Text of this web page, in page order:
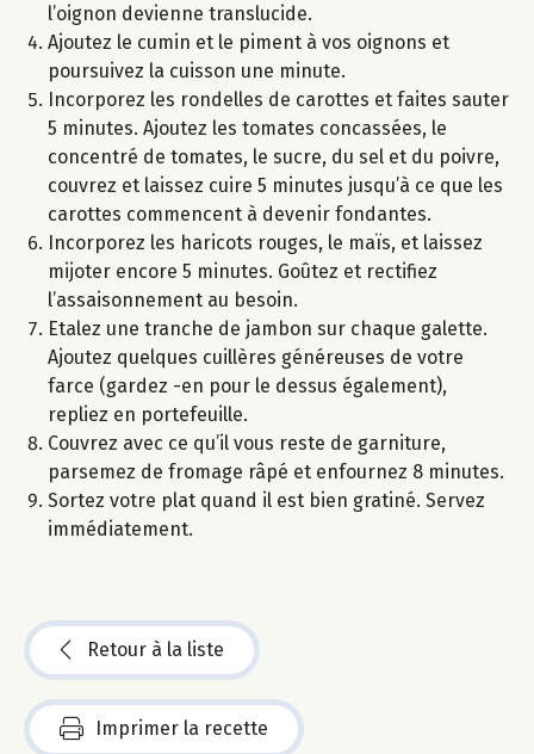
l’oignon devienne translucide.
Ajoutez le cumin et le piment à vos oignons et
poursuivez la cuisson une minute.
Incorporez les rondelles de carottes et faites sauter
5 minutes. Ajoutez les tomates concassées, le
concentré de tomates, le sucre, du sel et du poivre,
couvrez et laissez cuire 5 minutes jusqu’à ce que les
carottes commencent à devenir fondantes.
Incorporez les haricots rouges, le maïs, et laissez
mijoter encore 5 minutes. Goûtez et rectifiez
l’assaisonnement au besoin.
Etalez une tranche de jambon sur chaque galette.
Ajoutez quelques cuillères généreuses de votre
farce (gardez -en pour le dessus également),
repliez en portefeuille.
Couvrez avec ce qu’il vous reste de garniture,
parsemez de fromage râpé et enfournez 8 minutes.
Sortez votre plat quand il est bien gratiné. Servez
immédiatement.
Retour à la liste
Imprimer la recette